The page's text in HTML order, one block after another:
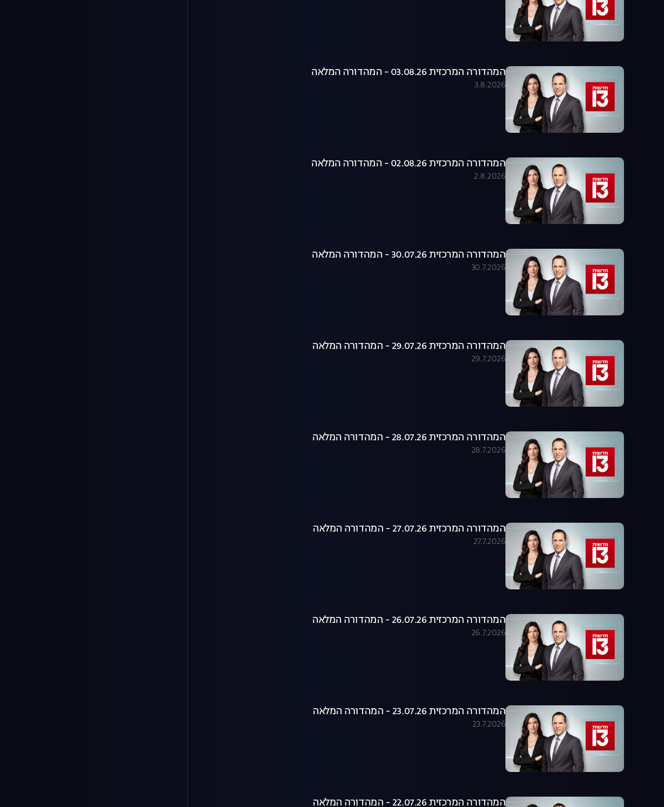
המהדורה המרכזית 03.08.26 - המהדורה המלאה
3.8.2026
המהדורה המרכזית 02.08.26 - המהדורה המלאה
2.8.2026
המהדורה המרכזית 30.07.26 - המהדורה המלאה
30.7.2026
המהדורה המרכזית 29.07.26 - המהדורה המלאה
29.7.2026
המהדורה המרכזית 28.07.26 - המהדורה המלאה
28.7.2026
המהדורה המרכזית 27.07.26 - המהדורה המלאה
27.7.2026
המהדורה המרכזית 26.07.26 - המהדורה המלאה
26.7.2026
המהדורה המרכזית 23.07.26 - המהדורה המלאה
23.7.2026
המהדורה המרכזית 22.07.26 - המהדורה המלאה